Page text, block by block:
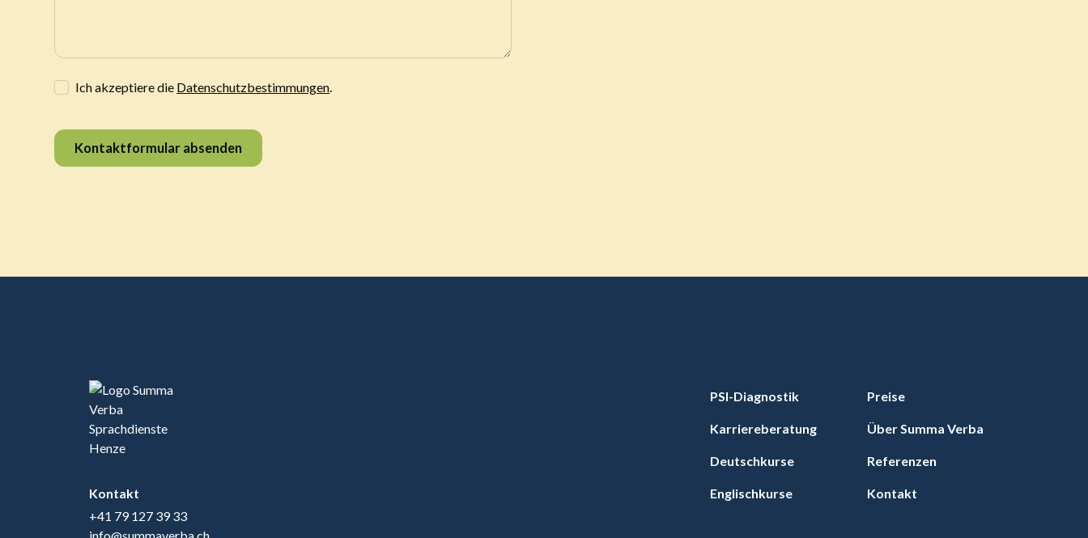
Ich akzeptiere die Datenschutzbestimmungen.
Kontakt
+41 79 127 39 33
PSI-Diagnostik
Karriereberatung
Deutschkurse
Englischkurse
Preise
Über Summa Verba
Referenzen
Kontakt